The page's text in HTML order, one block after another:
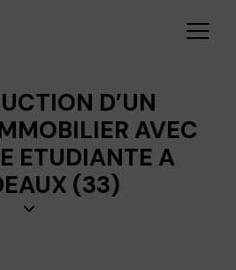
D’UN
AVEC
ETUDIANTE A
(33)